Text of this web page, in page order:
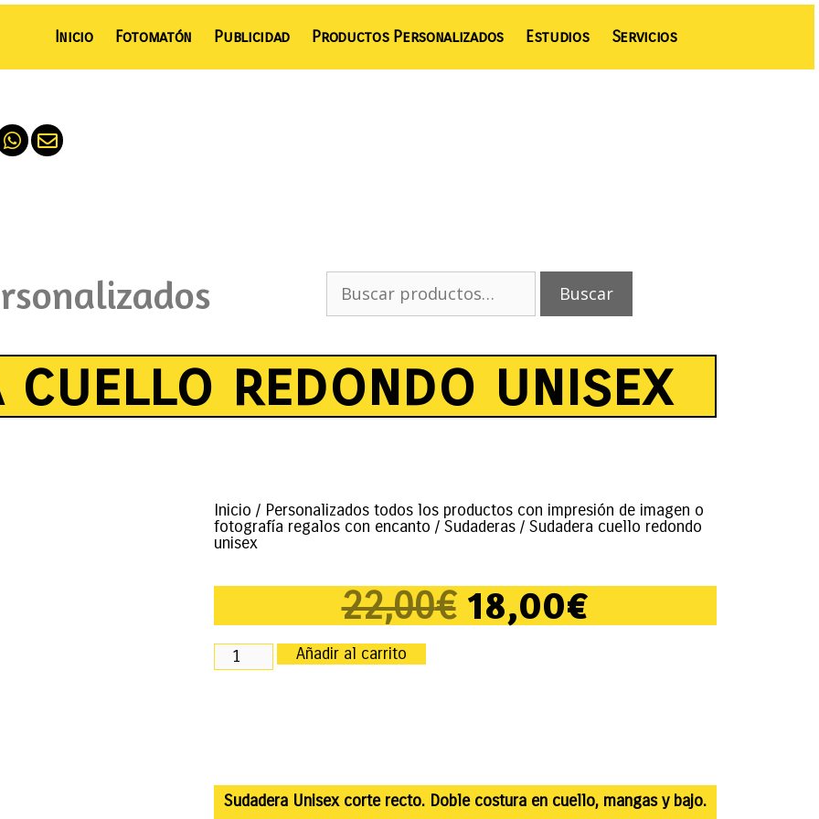
Inicio Fotomatón Publicidad Productos Personalizados Estudios Servicios
Buscar
cuello redondo unisex
Inicio / Personalizados todos los productos con impresión de imagen o
fotografía regalos con encanto / Sudaderas / Sudadera cuello redondo
unisex
22,00€ 18,00€
Añadir al carrito
Sudadera Unisex corte recto. Doble costura en cuello, mangas y bajo.